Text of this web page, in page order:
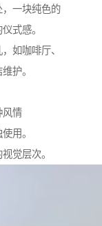
一块纯色的
式感。
如咖啡厅、
护。
风情
用。
觉层次。